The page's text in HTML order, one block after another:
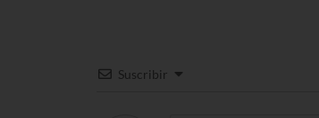
Suscribir